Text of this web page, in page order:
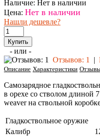
Наличие: Нет в наличии
Цена: Нет в наличии
Нашли дешевле?
- или -
Отзывов: 1
|
Описание Характеристики
Самозарядное
в орехе со стволом длиной
weaver на ствольной
Гладкоствольное оружие
Калибр